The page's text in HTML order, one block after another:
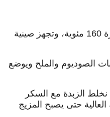
- يشغل الفرن على درجة حرارة 160 مئوية، وتجهز صينية
الصوديوم والملح ويوضع
الزبدة مع السكر
حتى يصبح المزيج